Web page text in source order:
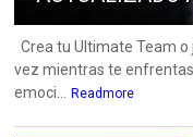
Crea tu Ultimate Team
vez mientras te
emoci...
Readmore